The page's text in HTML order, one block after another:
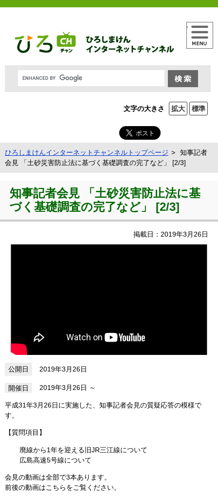
文字の大きさ 拡大 標準
メニュー
ひろしまけんインターネットチャンネルトップページ
知事記者
会見 「土砂災害防止法に基づく基礎調査の完了など」 [2/3]
知事記者会見 「土砂災害防止法に基
づく基礎調査の完了など」 [2/3]
掲載日：2019年3月26日
2019年3月26日
2019年3月26日
平成31年3月26日に実施した、知事記者会見の質疑応答の模様で
す。
【質問項目】
廃線から1年を迎える旧JR三江線について
広島高速5号線について
会見の動画は全部で3本あります。
前後の動画はこちらをご覧ください。